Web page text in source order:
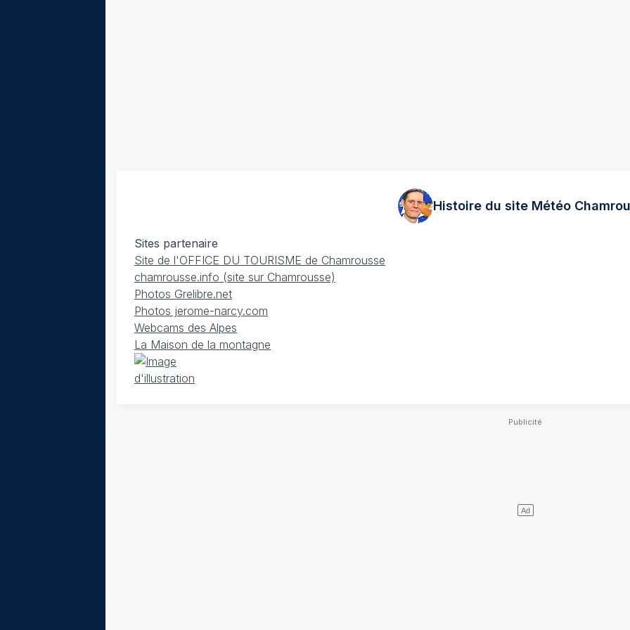
Histoire du site Météo
Sites partenaire
Site de l'OFFICE DU TOURISME de Chamrousse
chamrousse.info (site sur Chamrousse)
Photos Grelibre.net
Photos jerome-narcy.com
Webcams des Alpes
La Maison de la montagne